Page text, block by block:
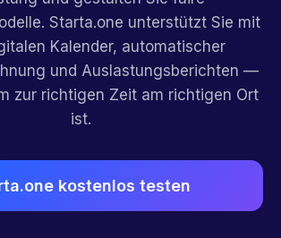
Starta.one unterstützt Sie mit
Kalender, automatischer
und Auslastungsberichten —
zur richtigen Zeit am richtigen Ort
ist.
kostenlos testen